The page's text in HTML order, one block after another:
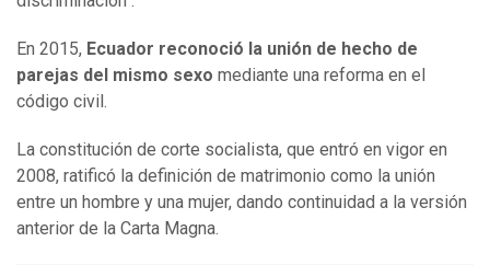
En 2015, Ecuador reconoció la unión de hecho de
parejas del mismo sexo mediante una reforma en el
código civil.
La constitución de corte socialista, que entró en vigor en
2008, ratificó la definición de matrimonio como la unión
entre un hombre y una mujer, dando continuidad a la versión
anterior de la Carta Magna.